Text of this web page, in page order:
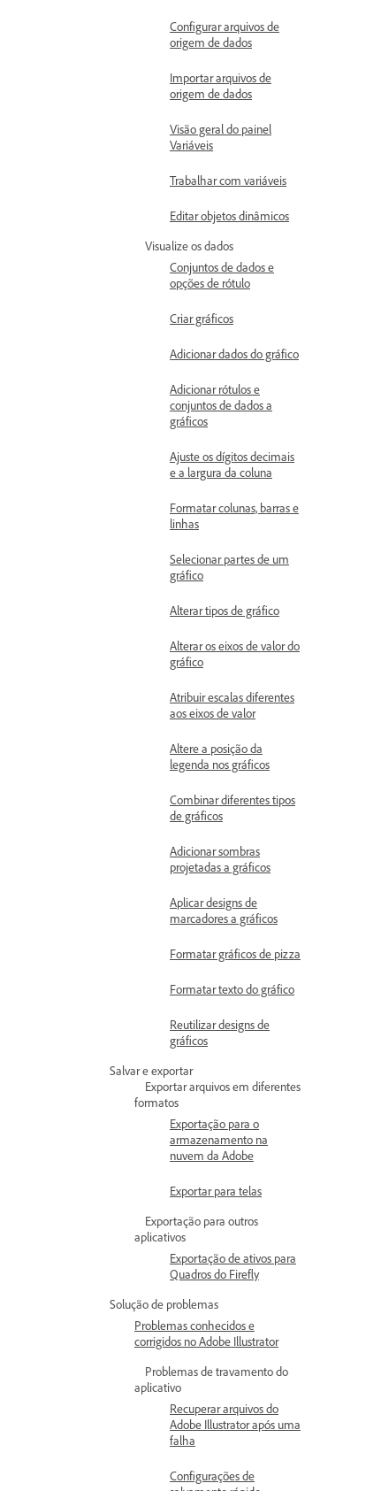
Configurar arquivos de
origem de dados
Importar arquivos de
origem de dados
Visão geral do painel
Variáveis
Trabalhar com variáveis
Editar objetos dinâmicos
Visualize os dados
Conjuntos de dados e
opções de rótulo
Criar gráficos
Adicionar dados do gráfico
Adicionar rótulos e
conjuntos de dados a
gráficos
Ajuste os dígitos decimais
e a largura da coluna
Formatar colunas, barras e
linhas
Selecionar partes de um
gráfico
Alterar tipos de gráfico
Alterar os eixos de valor do
gráfico
Atribuir escalas diferentes
aos eixos de valor
Altere a posição da
legenda nos gráficos
Combinar diferentes tipos
de gráficos
Adicionar sombras
projetadas a gráficos
Aplicar designs de
marcadores a gráficos
Formatar gráficos de pizza
Formatar texto do gráfico
Reutilizar designs de
gráficos
Salvar e exportar
Exportar arquivos em diferentes
formatos
Exportação para o
armazenamento na
nuvem da Adobe
Exportar para telas
Exportação para outros
aplicativos
Exportação de ativos para
Quadros do Firefly
Solução de problemas
Problemas conhecidos e
corrigidos no Adobe Illustrator
Problemas de travamento do
aplicativo
Recuperar arquivos do
Adobe Illustrator após uma
falha
Configurações de